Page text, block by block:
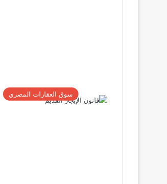
سوق العقارات المصري